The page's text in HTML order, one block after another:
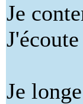
Je
Je